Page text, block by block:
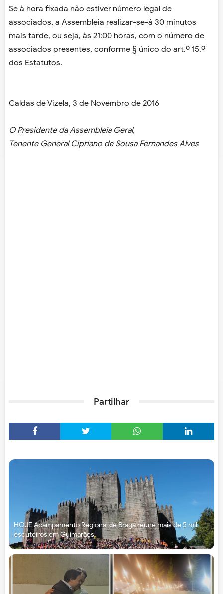
Se à hora fixada não estiver número legal de
associados, a Assembleia realizar-se-á 30 minutos
mais tarde, ou seja, às 21:00 horas, com o número de
associados presentes, conforme § único do art.º 15.º
dos Estatutos.
Caldas de Vizela, 3 de Novembro de 2016
O Presidente da Assembleia Geral,
Tenente General Cipriano de Sousa Fernandes Alves
Partilhar
HOJE Acampamento Regional de Braga reúne mais de 5 mil
escuteiros em Guimarães